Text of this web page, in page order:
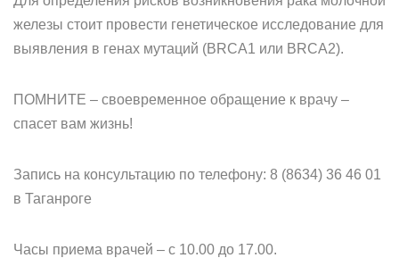
железы стоит провести генетическое исследование для
выявления в генах мутаций (BRCA1 или BRCA2).
ПОМНИТЕ – своевременное обращение к врачу –
спасет вам жизнь!
Запись на консультацию по телефону: 8 (8634) 36 46 01
в Таганроге
Часы приема врачей – с 10.00 до 17.00.